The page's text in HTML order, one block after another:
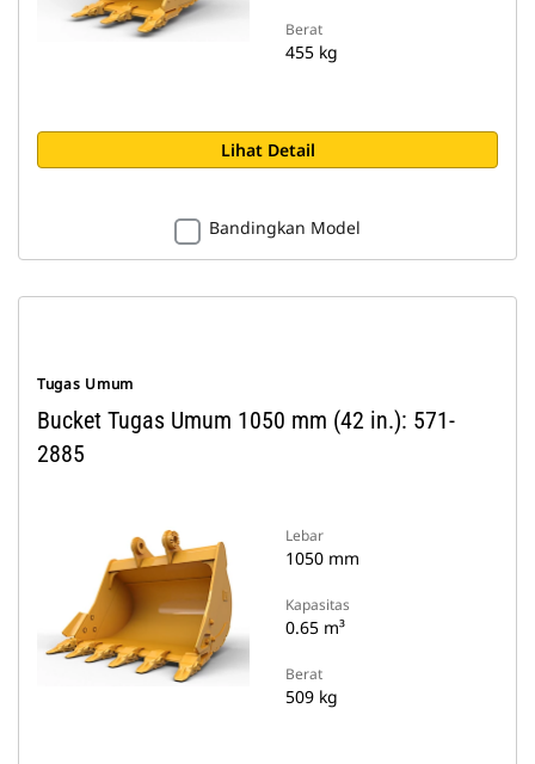
Berat
455 kg
Lihat Detail
Bandingkan Model
Tugas Umum
Bucket Tugas Umum 1050 mm (42 in.): 571-
2885
Lebar
1050 mm
Kapasitas
0.65 m³
Berat
509 kg